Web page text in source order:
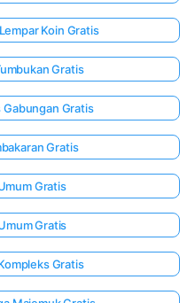
Koin Gratis
Gratis
Gabungan Gratis
Gratis
Gratis
Gratis
Gratis